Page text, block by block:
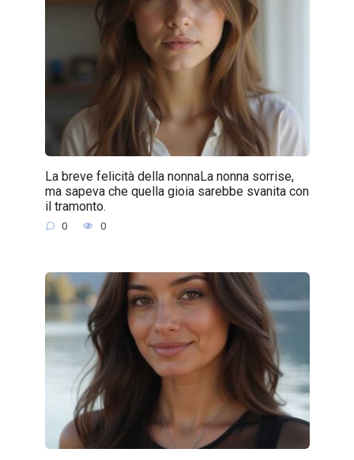
La breve felicità della nonnaLa nonna sorrise,
ma sapeva che quella gioia sarebbe svanita con
il tramonto.
0 0